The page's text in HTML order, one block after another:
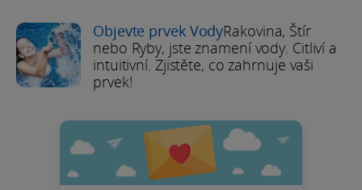
Objevte prvek VodyRakovina, Štír
nebo Ryby, jste znamení vody. Citliví a
intuitivní. Zjistěte, co zahrnuje vaši
prvek!